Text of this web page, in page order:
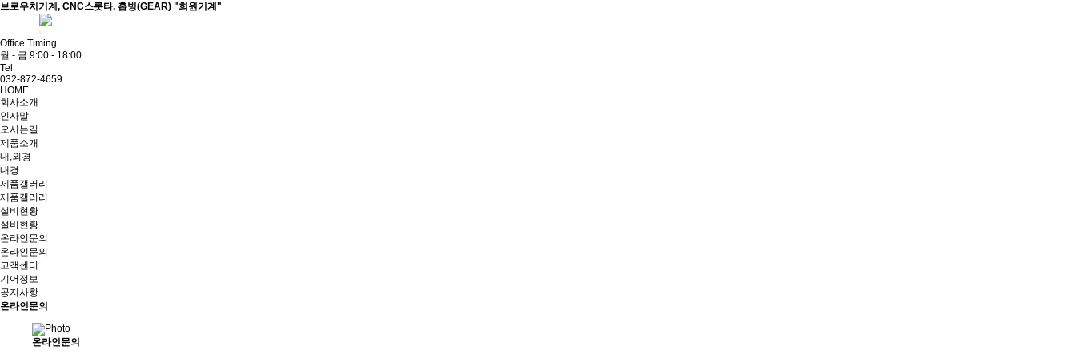
브로우치기계, CNC스롯타, 홉빙(GEAR) "희원기계"
Office Timing
월 - 금 9:00 - 18:00
Tel
032-872-4659
HOME
회사소개
인사말
오시는길
제품소개
내,외경
내경
제품갤러리
제품갤러리
설비현황
설비현황
온라인문의
온라인문의
고객센터
기어정보
공지사항
온라인문의
온라인문의